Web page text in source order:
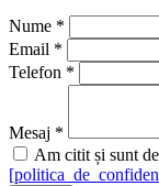
Nume *
Email *
Telefon *
Mesaj *
Am citit și sunt